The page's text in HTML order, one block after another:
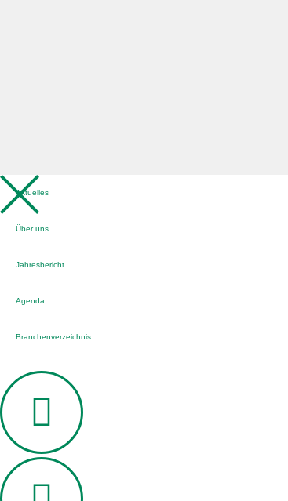
Aktuelles
Über uns
Jahresbericht
Agenda
Branchenverzeichnis